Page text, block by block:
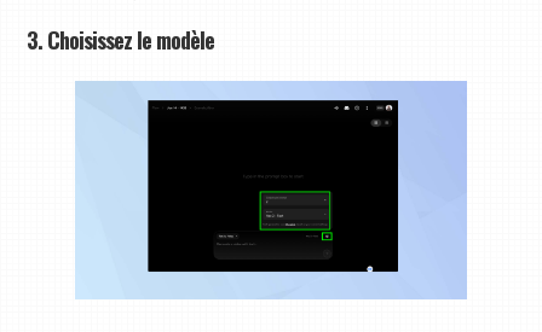
3. Choisissez le modèle